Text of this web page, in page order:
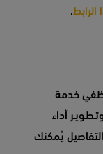
الرابط.
خدمة
أداء
من التفاصيل يُمكنك